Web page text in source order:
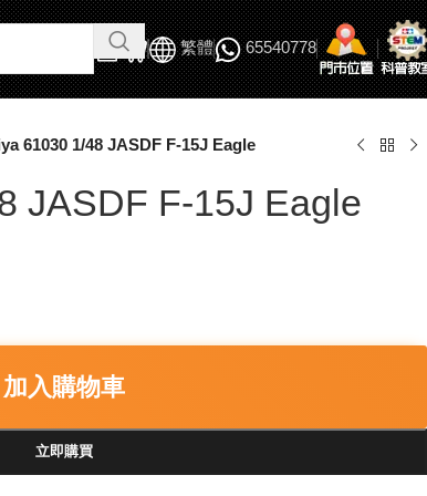
繁體 65540778
61030 1/48 JASDF F-15J Eagle
JASDF F-15J Eagle
加入購物車
立即購買